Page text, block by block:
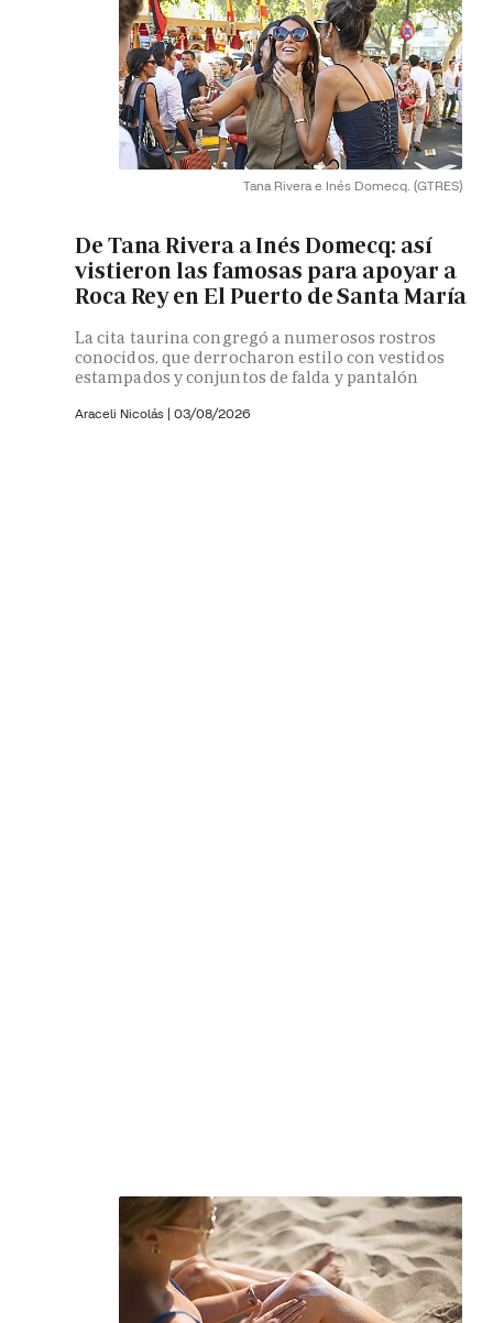
Tana Rivera e Inés Domecq. (GTRES)
De Tana Rivera a Inés Domecq: así
vistieron las famosas para apoyar a
Roca Rey en El Puerto de Santa María
La cita taurina congregó a numerosos rostros
conocidos, que derrocharon estilo con vestidos
estampados y conjuntos de falda y pantalón
Araceli Nicolás | 03/08/2026